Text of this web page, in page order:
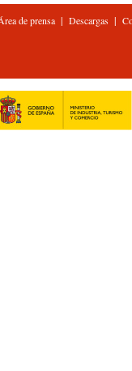
de prensa| Descargas|